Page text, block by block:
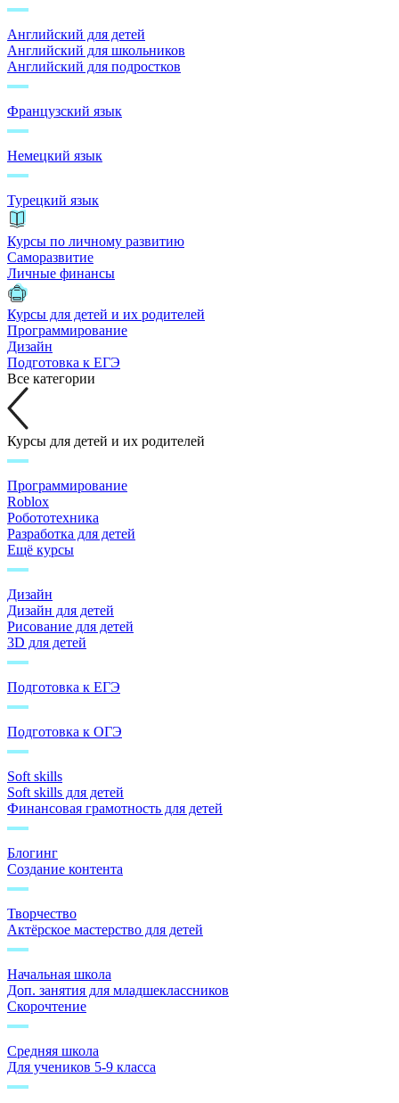
Английский для детей
Английский для школьников
Английский для подростков
Французский язык
Немецкий язык
Турецкий язык
Курсы по личному развитию
Саморазвитие
Личные финансы
Курсы для детей и их родителей
Программирование
Дизайн
Подготовка к ЕГЭ
Все категории
Курсы для детей и их родителей
Программирование
Roblox
Робототехника
Разработка для детей
Ещё курсы
Дизайн
Дизайн для детей
Рисование для детей
3D для детей
Подготовка к ЕГЭ
Подготовка к ОГЭ
Soft skills
Soft skills для детей
Финансовая грамотность для детей
Блогинг
Создание контента
Творчество
Актёрское мастерство для детей
Начальная школа
Доп. занятия для младшеклассников
Скорочтение
Средняя школа
Для учеников 5-9 класса